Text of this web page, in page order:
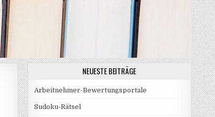
NEUESTE BEITRÄGE
Arbeitnehmer-Bewertungsportale
Sudoku-Rätsel